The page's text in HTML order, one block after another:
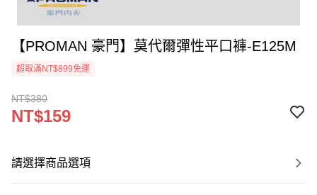
【PROMAN 豪門】莫代爾彈性平口褲-E125M
超取滿NT$899免運
NT$380
NT$159
請選擇商品選項